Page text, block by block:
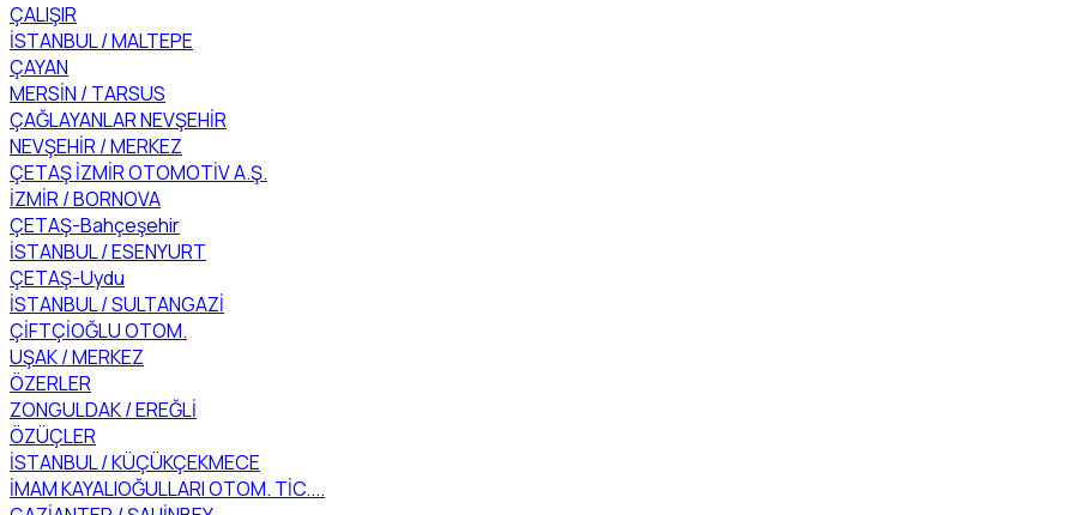
ÇALIŞIR
İSTANBUL / MALTEPE
ÇAYAN
MERSİN / TARSUS
ÇAĞLAYANLAR NEVŞEHİR
NEVŞEHİR / MERKEZ
ÇETAŞ İZMİR OTOMOTİV A.Ş.
İZMİR / BORNOVA
ÇETAŞ-Bahçeşehir
İSTANBUL / ESENYURT
ÇETAŞ-Uydu
İSTANBUL / SULTANGAZİ
ÇİFTÇİOĞLU OTOM.
UŞAK / MERKEZ
ÖZERLER
ZONGULDAK / EREĞLİ
ÖZÜÇLER
İSTANBUL / KÜÇÜKÇEKMECE
İMAM KAYALIOĞULLARI OTOM. TİC....